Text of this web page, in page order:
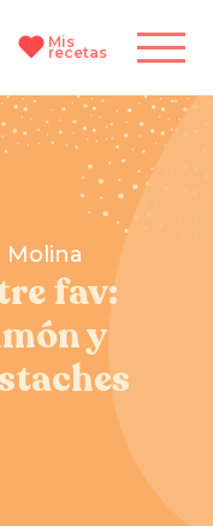
Mis
recetas
Molina
fav:
y